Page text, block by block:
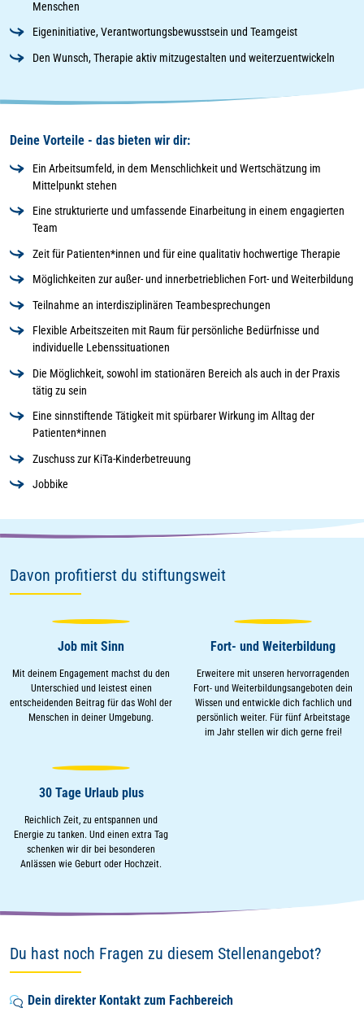
Menschen
Eigeninitiative, Verantwortungsbewusstsein und Teamgeist
Den Wunsch, Therapie aktiv mitzugestalten und weiterzuentwickeln
Deine Vorteile - das bieten wir dir:
Ein Arbeitsumfeld, in dem Menschlichkeit und Wertschätzung im
Mittelpunkt stehen
Eine strukturierte und umfassende Einarbeitung in einem engagierten
Team
Zeit für Patienten*innen und für eine qualitativ hochwertige Therapie
Möglichkeiten zur außer- und innerbetrieblichen Fort- und Weiterbildung
Teilnahme an interdisziplinären Teambesprechungen
Flexible Arbeitszeiten mit Raum für persönliche Bedürfnisse und
individuelle Lebenssituationen
Die Möglichkeit, sowohl im stationären Bereich als auch in der Praxis
tätig zu sein
Eine sinnstiftende Tätigkeit mit spürbarer Wirkung im Alltag der
Patienten*innen
Zuschuss zur KiTa-Kinderbetreuung
Jobbike
Davon profitierst du stiftungsweit
Job mit Sinn
Mit deinem Engagement machst du den
Unterschied und leistest einen
entscheidenden Beitrag für das Wohl der
Menschen in deiner Umgebung.
Fort- und Weiterbildung
Erweitere mit unseren hervorragenden
Fort- und Weiterbildungsangeboten dein
Wissen und entwickle dich fachlich und
persönlich weiter. Für fünf Arbeitstage
im Jahr stellen wir dich gerne frei!
30 Tage Urlaub plus
Reichlich Zeit, zu entspannen und
Energie zu tanken. Und einen extra Tag
schenken wir dir bei besonderen
Anlässen wie Geburt oder Hochzeit.
Du hast noch Fragen zu diesem Stellenangebot?
Dein direkter Kontakt zum Fachbereich